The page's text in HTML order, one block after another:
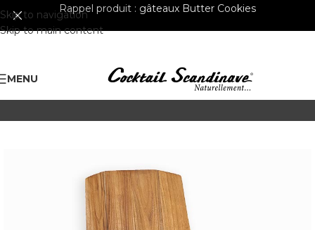
Skip to navigation
Skip to main content
Rappel produit : gâteaux Butter Cookies
MENU